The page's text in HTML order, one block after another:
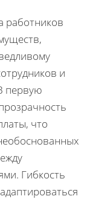
работников
и
первую
что
Гибкость